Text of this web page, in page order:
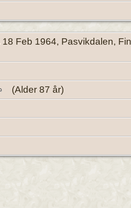
18 Feb 1964, Pasvikdalen,
(Alder 87 år)